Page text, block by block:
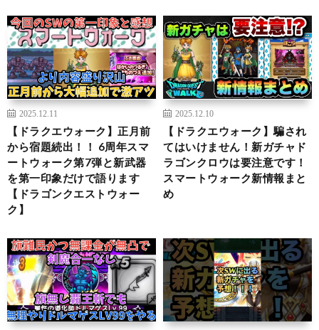
2025.12.11
【ドラクエウォーク】正月前
から宿題続出！！ 6周年スマ
ートウォーク第7弾と新武器
を第一印象だけで語ります
【ドラゴンクエストウォー
ク】
2025.12.10
【ドラクエウォーク】騙され
てはいけません！新ガチャド
ラゴンクロウは要注意です！
スマートウォーク新情報まと
め